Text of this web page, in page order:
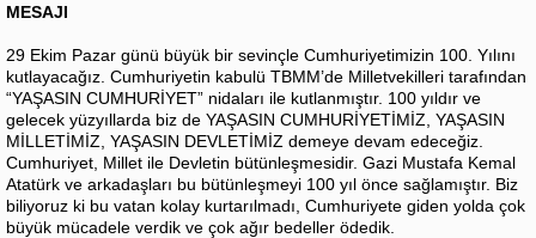
MESAJI
29 Ekim Pazar günü büyük bir sevinçle Cumhuriyetimizin 100. Yılını
kutlayacağız. Cumhuriyetin kabulü TBMM’de Milletvekilleri tarafından
“YAŞASIN CUMHURİYET” nidaları ile kutlanmıştır. 100 yıldır ve
gelecek yüzyıllarda biz de YAŞASIN CUMHURİYETİMİZ, YAŞASIN
MİLLETİMİZ, YAŞASIN DEVLETİMİZ demeye devam edeceğiz.
Cumhuriyet, Millet ile Devletin bütünleşmesidir. Gazi Mustafa Kemal
Atatürk ve arkadaşları bu bütünleşmeyi 100 yıl önce sağlamıştır. Biz
biliyoruz ki bu vatan kolay kurtarılmadı, Cumhuriyete giden yolda çok
büyük mücadele verdik ve çok ağır bedeller ödedik.